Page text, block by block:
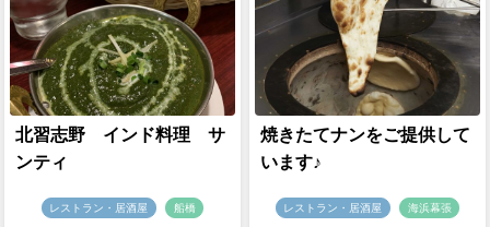
北習志野 インド料理 サ
ンティ
レストラン・居酒屋 船橋
焼きたてナンをご提供して
います♪
レストラン・居酒屋 海浜幕張